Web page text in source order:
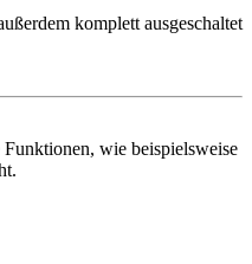
komplett ausgeschaltet
wie beispielsweise